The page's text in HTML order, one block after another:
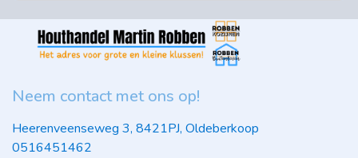
Neem contact met ons op!
Heerenveenseweg 3, 8421PJ, Oldeberkoop
0516451462